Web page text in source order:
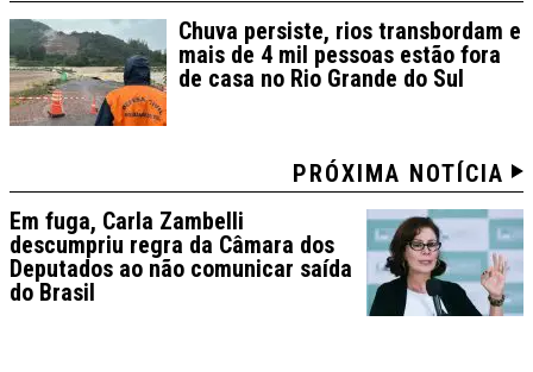
Chuva persiste, rios transbordam e
mais de 4 mil pessoas estão fora
de casa no Rio Grande do Sul
PRÓXIMA NOTÍCIA
Em fuga, Carla Zambelli
descumpriu regra da Câmara dos
Deputados ao não comunicar saída
do Brasil